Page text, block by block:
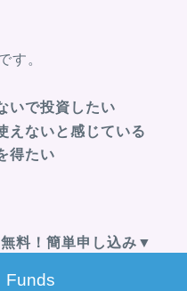
す。
いで投資したい
えないと感じている
得たい
料！簡単申し込み ▼
Funds